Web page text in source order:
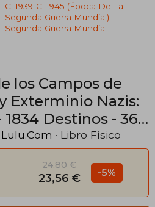
C. 1939-C. 1945 (época De La
Segunda Guerra Mundial)
Segunda Guerra Mundial
los Campos de
Exterminio Nazis:
Destinos - 36
Lulu.Com · Libro Físico
24,80 €
23,56 € -5%